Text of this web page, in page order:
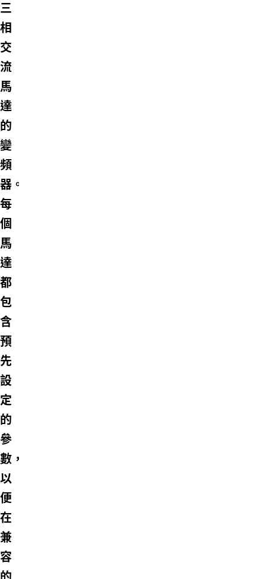
三
相
交
流
馬
達
的
變
頻
器。
每
個
馬
達
都
包
含
預
先
設
定
的
參
數，
以
便
在
兼
容